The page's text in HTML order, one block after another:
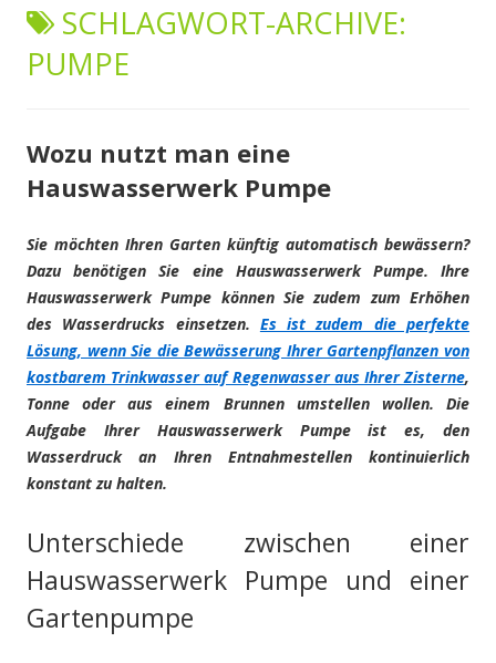
SCHLAGWORT-ARCHIVE:
PUMPE
Wozu nutzt man eine
Hauswasserwerk Pumpe
Sie möchten Ihren Garten künftig automatisch bewässern?
Dazu benötigen Sie eine Hauswasserwerk Pumpe. Ihre
Hauswasserwerk Pumpe können Sie zudem zum Erhöhen
des Wasserdrucks einsetzen. Es ist zudem die perfekte
Lösung, wenn Sie die Bewässerung Ihrer Gartenpflanzen von
kostbarem Trinkwasser auf Regenwasser aus Ihrer Zisterne,
Tonne oder aus einem Brunnen umstellen wollen. Die
Aufgabe Ihrer Hauswasserwerk Pumpe ist es, den
Wasserdruck an Ihren Entnahmestellen kontinuierlich
konstant zu halten.
Unterschiede zwischen einer
Hauswasserwerk Pumpe und einer
Gartenpumpe